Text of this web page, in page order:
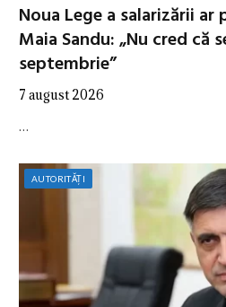
Noua Lege a salarizării
Maia Sandu: „Nu cred că
septembrie”
7 august 2026
…
AUTORITĂȚI